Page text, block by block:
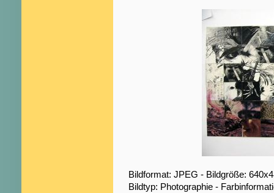
Bildformat: JPEG - Bildgröße:
Bildtyp: Photographie -